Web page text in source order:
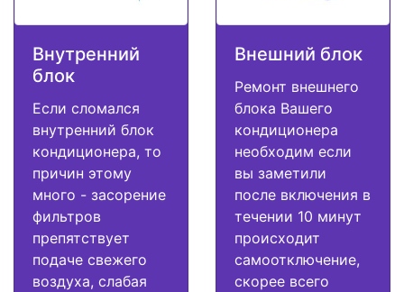
Внутренний
блок
Если сломался
внутренний блок
кондиционера, то
причин этому
много - засорение
фильтров
препятствует
подаче свежего
воздуха, слабая
Внешний блок
Ремонт внешнего
блока Вашего
кондиционера
необходим если
вы заметили
после включения в
течении 10 минут
происходит
самоотключение,
скорее всего